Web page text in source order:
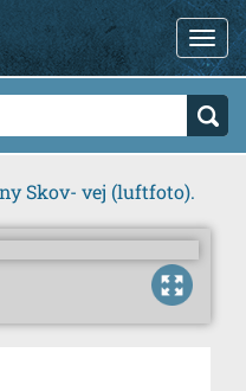
Skov- vej (luftfoto).